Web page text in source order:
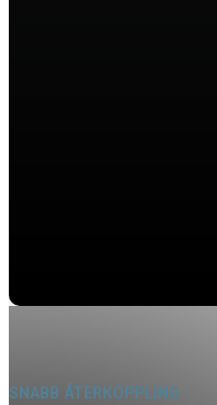
SNABB ÅTERKOPPLING